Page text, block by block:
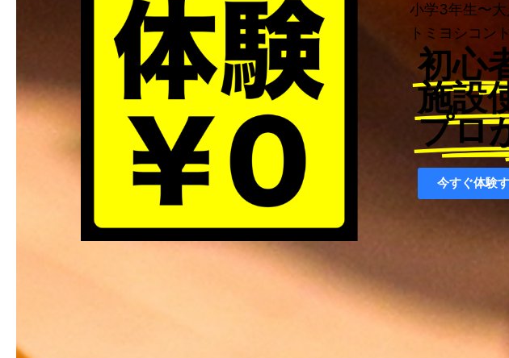
小学3年生〜
トミヨシコン
初心
施設
プロ
今すぐ体験